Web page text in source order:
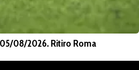
08/2026. Ritiro Roma